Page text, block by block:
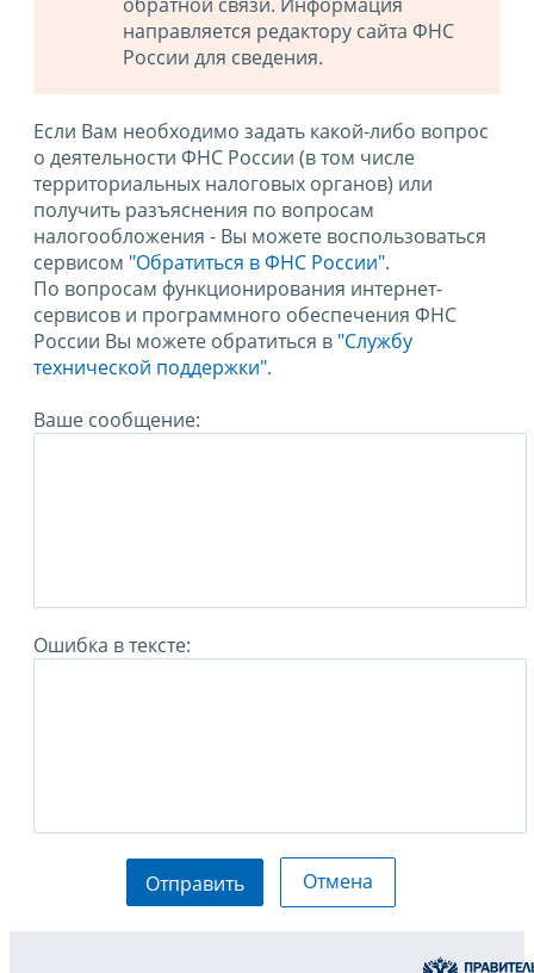
обратной связи. Информация
направляется редактору сайта ФНС
России для сведения.
Если Вам необходимо задать какой-либо вопрос
о деятельности ФНС России (в том числе
территориальных налоговых органов) или
получить разъяснения по вопросам
налогообложения - Вы можете воспользоваться
сервисом "Обратиться в ФНС России".
По вопросам функционирования интернет-
сервисов и программного обеспечения ФНС
России Вы можете обратиться в "Службу
технической поддержки".
Ваше сообщение:
Ошибка в тексте:
Отправить Отмена